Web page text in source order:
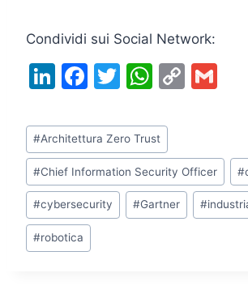
Condividi sui Social Network:
Li
k
e
dI
n
F
c
e
b
o
o
k
T
itt
er
W
at
s
A
p
C
y
Li
l
Tag
articolo:
#Architettura Zero Trust
#Chief Information Security Officer #
#cybersecurity #Gartner #
#robotica